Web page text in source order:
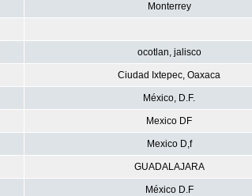
Monterrey
ocotlan, jalisco
Ciudad Ixtepec, Oaxaca
México, D.F.
Mexico DF
Mexico D,f
GUADALAJARA
México D.F